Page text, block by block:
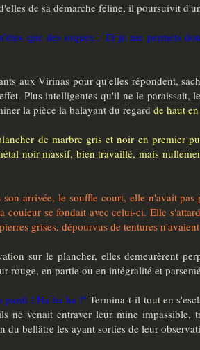
de sa démarche féline, il poursuivit
que des orques... Et je me permets
aux Virinas pour qu'elles répondent,
Plus intelligentes qu'il ne le paraissait,
la pièce la balayant du regard de haut
de marbre gris et noir en premier
noir massif, bien travaillé, mais
arrivée, le souffle court, elle n'avait
couleur se fondait avec celui-ci. Elle
grises, dépourvus de tentures
sur le plancher, elles demeurèrent
rouge, en partie ou en intégralité et
pardi ! Ha ha ha !"Termina-t-il tout en
ne venait entraver leur mine
du bellâtre les ayant sorties de leur